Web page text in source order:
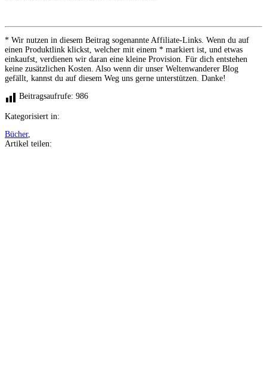
* Wir nutzen in diesem Beitrag sogenannte Affiliate-Links. Wenn du auf
einen Produktlink klickst, welcher mit einem * markiert ist, und etwas
einkaufst, verdienen wir daran eine kleine Provision. Für dich entstehen
keine zusätzlichen Kosten. Also wenn dir unser Weltenwanderer Blog
gefällt, kannst du auf diesem Weg uns gerne unterstützen. Danke!
Beitragsaufrufe: 986
Kategorisiert in:
Bücher,
Artikel teilen: